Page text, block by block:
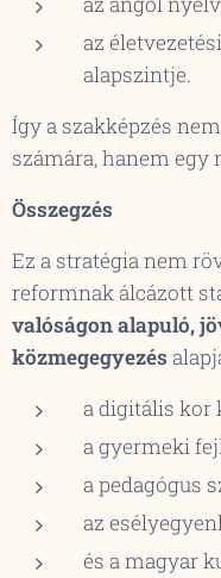
az
alapszintje.
Így a szakképzés
számára, hanem egy
Összegzés
Ez a stratégia nem
reformnak álcázott
valóságon alapuló,
közmegegyezés
a digitális kor
a gyermeki
a pedagógus
az
és a magyar